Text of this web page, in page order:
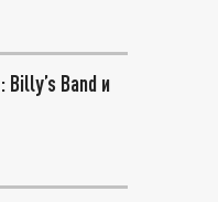
Billy’s Band и